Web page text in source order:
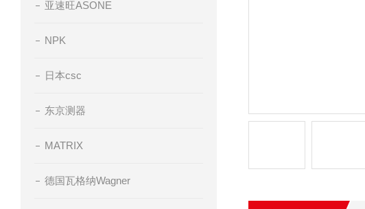
亚速旺ASONE
NPK
日本csc
东京测器
MATRIX
德国瓦格纳Wagner